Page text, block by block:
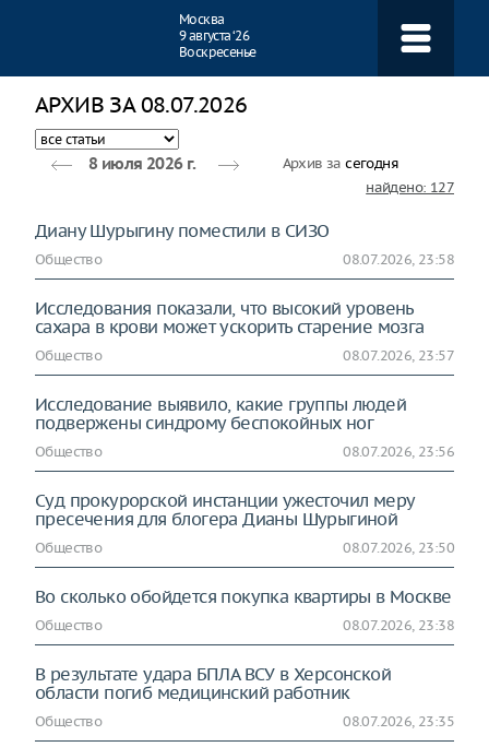
Москва
9 августа ‘26
Воскресенье
АРХИВ ЗА 08.07.2026
8 июля 2026 г. Архив засегодня
найдено: 127
Диану Шурыгину поместили в СИЗО
Общество 08.07.2026, 23:58
Исследования показали, что высокий уровень
сахара в крови может ускорить старение мозга
Общество 08.07.2026, 23:57
Исследование выявило, какие группы людей
подвержены синдрому беспокойных ног
Общество 08.07.2026, 23:56
Суд прокурорской инстанции ужесточил меру
пресечения для блогера Дианы Шурыгиной
Общество 08.07.2026, 23:50
Во сколько обойдется покупка квартиры в Москве
Общество 08.07.2026, 23:38
В результате удара БПЛА ВСУ в Херсонской
области погиб медицинский работник
Общество 08.07.2026, 23:35